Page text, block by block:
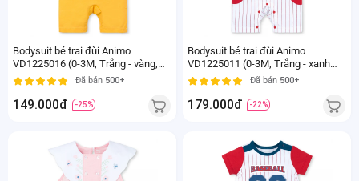
Bodysuit bé trai đùi Animo
VD1225016 (0-3M, Trắng - vàng,
TT02)
Đã bán 500+
149.000đ -25%
Bodysuit bé trai đùi Animo
VD1225011 (0-3M, Trắng - xanh
navy, TT12)
Đã bán 500+
179.000đ -22%